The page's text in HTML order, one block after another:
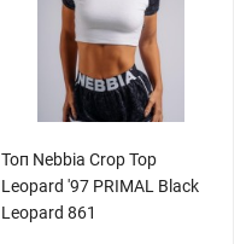
Топ Nebbia Crop Top
Leopard '97 PRIMAL Black
Leopard 861